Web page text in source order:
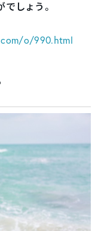
しょう。
o/990.html